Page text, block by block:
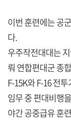
이번 훈련에는 공
다.
우주작전대대는
뤄 연합편대군 종
F-15K와 F-16 전
임무 중 편대비행
야간 공중급유 훈